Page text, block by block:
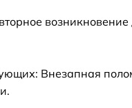
Внезапная